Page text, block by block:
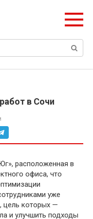
в Сочи
расположенная в
офиса, что
уже
цель которых —
и улучшить подходы